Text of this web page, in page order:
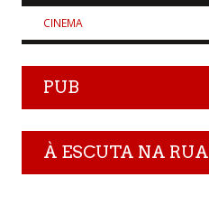
CINEMA
PUB
À ESCUTA NA RUA